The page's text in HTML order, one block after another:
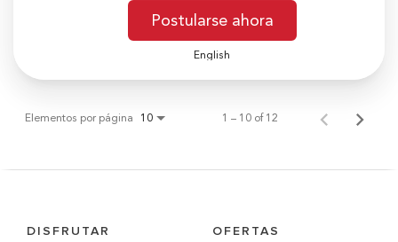
Postularse ahora
English
Elementos por página 10 1 – 10 of 12
DISFRUTAR OFERTAS